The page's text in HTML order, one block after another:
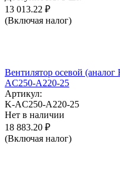
13 013.22 ₽
(Включая налог)
Вентилятор осевой
AC250-A220-25
Артикул:
K-AC250-A220-25
Нет в наличии
18 883.20 ₽
(Включая налог)